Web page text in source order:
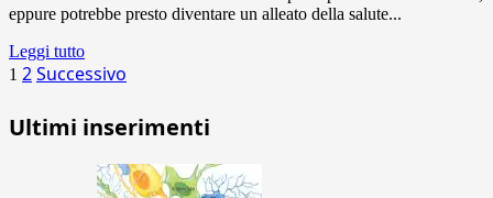
eppure potrebbe presto diventare un alleato della salute...
Leggi tutto
Paginazione
degli
articoli
1 2Successivo
Ultimi inserimenti